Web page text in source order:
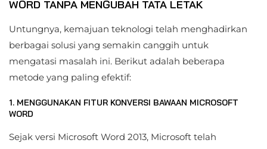
WORD TANPA MENGUBAH TATA LETAK
Untungnya, kemajuan teknologi telah menghadirkan
berbagai solusi yang semakin canggih untuk
mengatasi masalah ini. Berikut adalah beberapa
metode yang paling efektif:
1. MENGGUNAKAN FITUR KONVERSI BAWAAN MICROSOFT
WORD
Sejak versi Microsoft Word 2013, Microsoft telah